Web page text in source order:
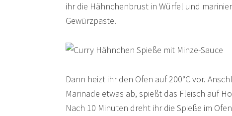
ihr die Hähnchenbrust in Würfel und
Gewürzpaste.
Dann heizt ihr den Ofen auf 200°C vor.
Marinade etwas ab, spießt das Fleisch auf
Nach 10 Minuten dreht ihr die Spieße im